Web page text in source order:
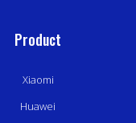
Product
Xiaomi
Huawei